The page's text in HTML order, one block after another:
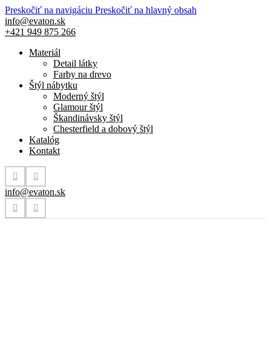
Preskočiť na navigáciu Preskočiť na hlavný obsah
info@evaton.sk
+421 949 875 266
Materiál
Detail látky
Farby na drevo
Štýl nábytku
Moderný štýl
Glamour štýl
Škandinávsky štýl
Chesterfield a dobový štýl
Katalóg
Kontakt
info@evaton.sk